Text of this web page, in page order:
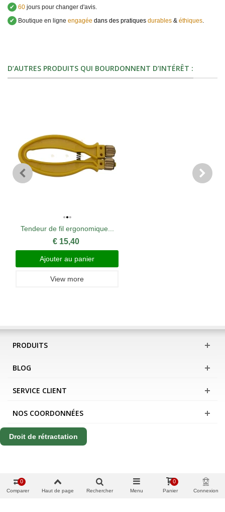
✔ 60 jours pour changer d'avis.
✔
Boutique en ligne engagée dans des pratiques durables & éthiques.
D’AUTRES PRODUITS QUI BOURDONNENT D’INTÉRÊT :
Tendeur de fil ergonomique...
€ 15,40
Ajouter au panier
View more
PRODUITS
BLOG
SERVICE CLIENT
NOS COORDONNÉES
Droit de rétractation
Comparer
0
Haut de page Rechercher Menu Panier
0
Connexion